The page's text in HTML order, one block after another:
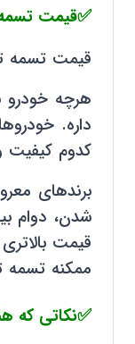
✅قیمت تسمه
قیمت تسمه تایم 206 تیپ 2 به عوامل مختلفی بستگی داره و هنگام خریدش باید به نکات مهمی توجه کنی تا
داره.
کدوم کیفیت
برندهای
شدن، دوام
قیمت
ممکنه تسمه تایم 206 رو قیمت مناسب تری بدن.نوسانات بازار ارز و مواد اولیه هم روی
✅نکاتی که هنگام